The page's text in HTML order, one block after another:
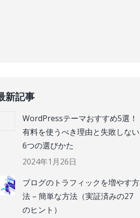
新記事
WordPressテーマおすすめ5選！
有料を使うべき理由と失敗しない
6つの選びかた
2024年1月26日
ブログのトラフィックを増やす方
法 – 簡単な方法（実証済みの27
のヒント）